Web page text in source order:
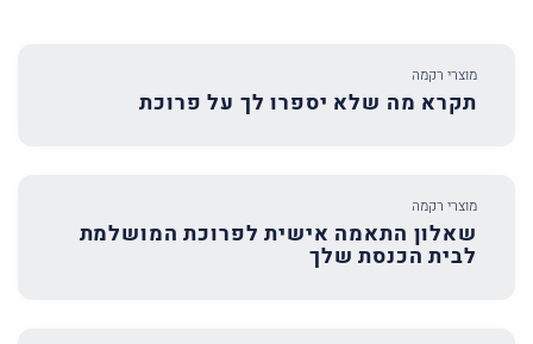
מוצרי רקמה
תקרא מה שלא יספרו לך על פרוכת
מוצרי רקמה
שאלון התאמה אישית לפרוכת המושלמת
לבית הכנסת שלך